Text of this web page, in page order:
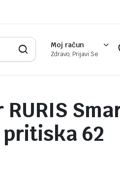
Moj račun
Zdravo, Prijavi Se
RURIS
62